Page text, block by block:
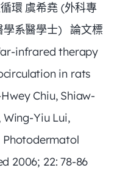
環 虞希堯 (外科專
學系醫學士) 論文標
infrared therapy
in rats
Chiu, Shiaw-
Wing-Yiu Lui,
Photodermatol
2006; 22: 78-86